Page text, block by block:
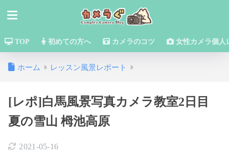
TOP 初めての方へ カメラのコツ 女性カメラ個人
ホーム レッスン風景レポート
[レポ]白馬風景写真カメラ教室2日目
夏の雪山 栂池高原
2021-05-16